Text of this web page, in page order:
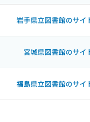
岩手県立図書館のサイ
宮城県図書館のサイ
福島県立図書館のサイ